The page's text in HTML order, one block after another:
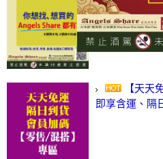
(尋)酒、詢價
2024/03/01
【天天
即享含運、隔